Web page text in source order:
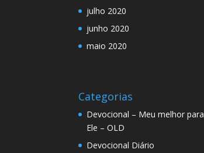
julho 2020
junho 2020
maio 2020
Categorias
Devocional – Meu melhor para
Ele – OLD
Devocional Diário